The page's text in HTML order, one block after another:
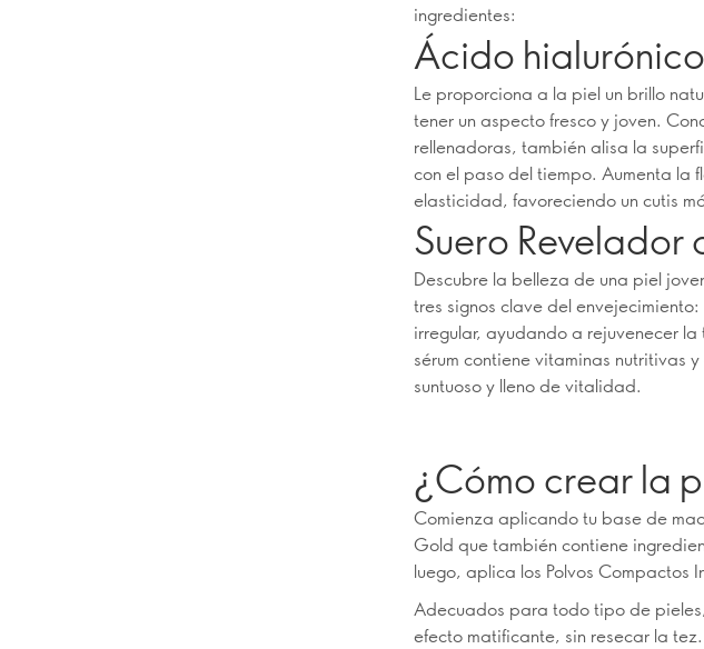
ingredientes:
Ácido hialurónico
Le proporciona a la piel un brillo
tener un aspecto fresco y joven.
rellenadoras, también alisa la
con el paso del tiempo. Aumenta la
elasticidad, favoreciendo un cutis
Suero Revelador
Descubre la belleza de una piel
tres signos clave del
irregular, ayudando a rejuvenecer
sérum contiene vitaminas nutritivas
suntuoso y lleno de vitalidad.
¿Cómo crear la
Comienza aplicando tu base de
Gold que también contiene
luego, aplica los Polvos Compactos
Adecuados para todo tipo de
efecto matificante, sin resecar la